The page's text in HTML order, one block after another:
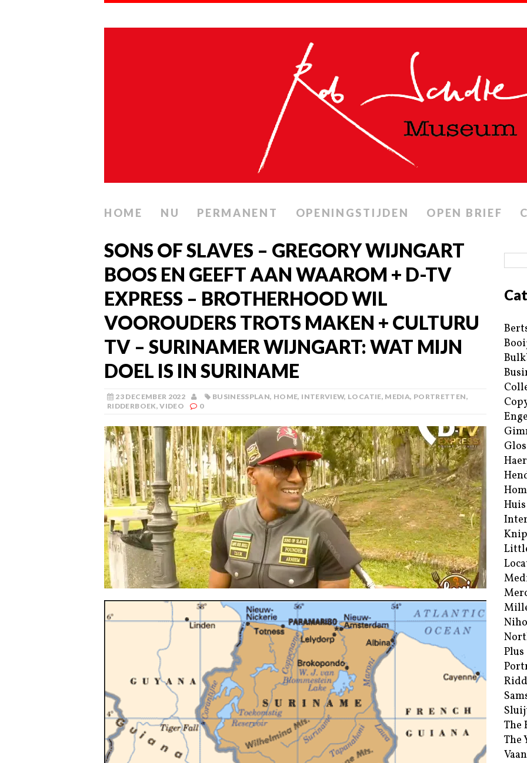
HOME NU PERMANENT OPENINGSTIJDEN OPEN BRIEF
SONS OF SLAVES – GREGORY WIJNGART
BOOS EN GEEFT AAN WAAROM + D-TV
EXPRESS – BROTHERHOOD WIL
VOOROUDERS TROTS MAKEN + CULTURU
TV – SURINAMER WIJNGART: WAT MIJN
DOEL IS IN SURINAME
23 DECEMBER 2022 BUSINESSPLAN, HOME, INTERVIEW, LOCATIE, MEDIA, PORTRETTEN,
RIDDERBOEK,VIDEO 0
Plus
The
The